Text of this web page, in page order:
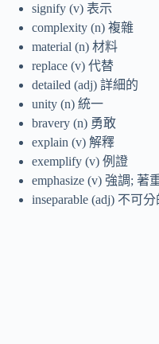
signify (v) 表示
complexity (n) 複雜
material (n) 材料
replace (v) 代替
detailed (adj) 詳細的
unity (n) 統一
bravery (n) 勇敢
explain (v) 解釋
exemplify (v) 例證
emphasize (v) 強調; 著
inseparable (adj) 不可分